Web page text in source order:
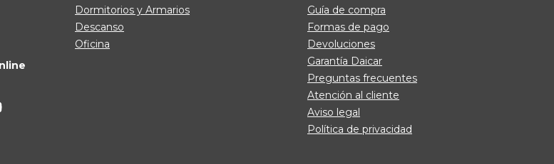
Dormitorios y Armarios
Descanso
Oficina
Guía de compra
Formas de pago
Devoluciones
Garantía Daicar
Preguntas frecuentes
Atención al cliente
Aviso legal
Política de privacidad